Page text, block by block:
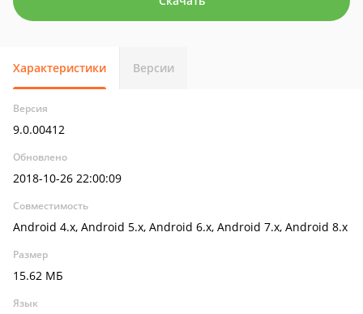
Характеристики Версии
Версия
9.0.00412
Обновлено
2018-10-26 22:00:09
Совместимость
Android 4.x, Android 5.x, Android 6.x, Android 7.x, Android 8.x
Размер
15.62 МБ
Язык